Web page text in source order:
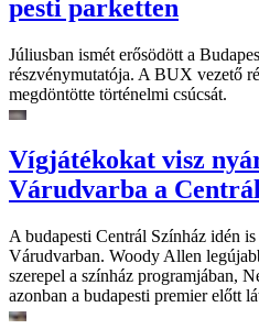
pesti parketten
Júliusban ismét erősödött a
részvénymutatója. A BUX vezető
megdöntötte történelmi csúcsát.
Vígjátékokat visz
Várudvarba a
A budapesti Centrál Színház idén
Várudvarban. Woody Allen
szerepel a színház programjában,
azonban a budapesti premier előtt